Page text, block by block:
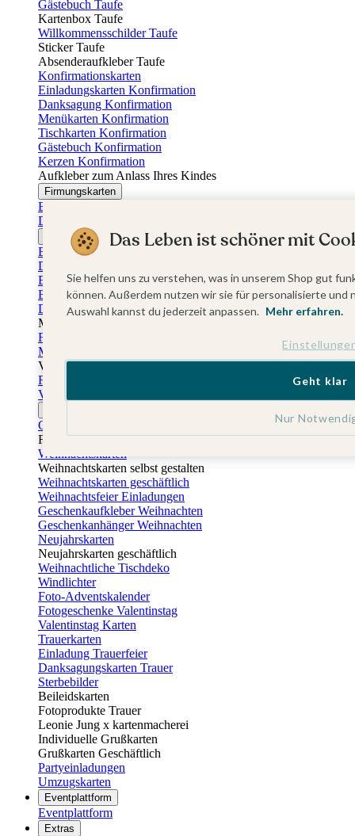
Gästebuch Taufe
Kartenbox Taufe
Willkommensschilder Taufe
Sticker Taufe
Absenderaufkleber Taufe
Konfirmationskarten
Einladungskarten Konfirmation
Danksagung Konfirmation
Menükarten Konfirmation
Tischkarten Konfirmation
Gästebuch Konfirmation
Kerzen Konfirmation
Aufkleber zum Anlass Ihres Kindes
Firmungskarten
Einladungskarten Firmung
Dankeskarten Firmung
Jugendweihekarten
Einladungskarten Jugendweihe
Dankeskarten Jugendweihe
Einschulungskarten
Einladungskarten Einschulung
Danksagung Einschulung
Muttertag
Fotogeschenke Muttertag
Muttertagskarten
Vatertag
Fotogeschenke Vatertag
Vatertagskarten
Osterkarten
Fotogeschenke zu Ostern
Weihnachtskarten
Weihnachtskarten selbst gestalten
Weihnachtskarten geschäftlich
Weihnachtsfeier Einladungen
Geschenkaufkleber Weihnachten
Geschenkanhänger Weihnachten
Neujahrskarten
Neujahrskarten geschäftlich
Weihnachtliche Tischdeko
Windlichter
Foto-Adventskalender
Fotogeschenke Valentinstag
Valentinstag Karten
Trauerkarten
Einladung Trauerfeier
Danksagungskarten Trauer
Sterbebilder
Beileidskarten
Fotoprodukte Trauer
Leonie Jung x kartenmacherei
Individuelle Grußkarten
Grußkarten Geschäftlich
Partyeinladungen
Umzugskarten
Eventplattform
Eventplattform
Extras
Das Leben ist schöner mit
Sie helfen uns zu verstehen, was in unserem Shop gut
können. Außerdem nutzen wir sie für personalisierte
Auswahl kannst du jederzeit anpassen. Mehr erfahren.
Nur
Geht klar